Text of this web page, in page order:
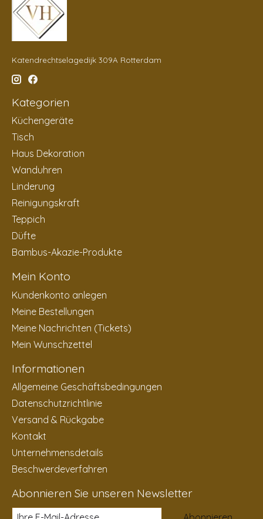
Katendrechtselagedijk 309A Rotterdam
Kategorien
Küchengeräte
Tisch
Haus Dekoration
Wanduhren
Linderung
Reinigungskraft
Teppich
Düfte
Bambus-Akazie-Produkte
Mein Konto
Kundenkonto anlegen
Meine Bestellungen
Meine Nachrichten (Tickets)
Mein Wunschzettel
Informationen
Allgemeine Geschäftsbedingungen
Datenschutzrichtlinie
Versand & Rückgabe
Kontakt
Unternehmensdetails
Beschwerdeverfahren
Abonnieren Sie unseren Newsletter